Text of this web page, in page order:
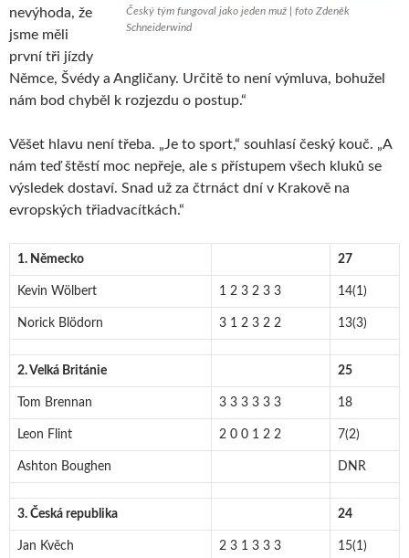
Český tým fungoval jako jeden muž | foto Zdeněk
Schneiderwind
nevýhoda, že
jsme měli
první tři jízdy
Němce, Švédy a Angličany. Určitě to není výmluva, bohužel
nám bod chyběl k rozjezdu o postup.“
Věšet hlavu není třeba. „Je to sport,“ souhlasí český kouč. „A
nám teď štěstí moc nepřeje, ale s přístupem všech kluků se
výsledek dostaví. Snad už za čtrnáct dní v Krakově na
evropských třiadvacítkách.“
1. Německo 27
Kevin Wölbert 1 2 3 2 3 3 14(1)
Norick Blödorn 3 1 2 3 2 2 13(3)
2. Velká Británie 25
Tom Brennan 3 3 3 3 3 3 18
Leon Flint 2 0 0 1 2 2 7(2)
Ashton Boughen DNR
3. Česká republika 24
Jan Kvěch 2 3 1 3 3 3 15(1)